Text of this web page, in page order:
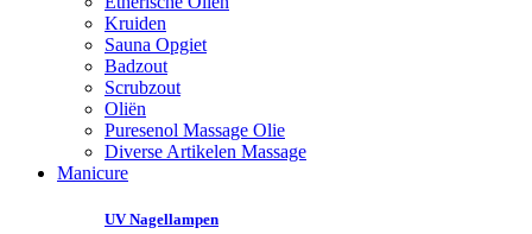
Kruiden
Sauna Opgiet
Badzout
Scrubzout
Oliën
Puresenol Massage Olie
Diverse Artikelen Massage
Manicure
UV Nagellampen